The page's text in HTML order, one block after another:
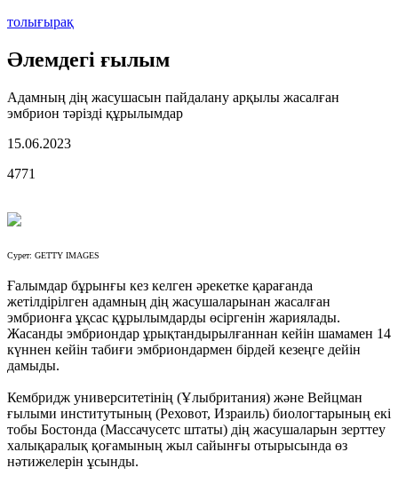
толығырақ
Әлемдегі ғылым
Адамның дің жасушасын пайдалану арқылы жасалған
эмбрион тәрізді құрылымдар
15.06.2023
4771
Сурет: GETTY IMAGES
Ғалымдар бұрынғы кез келген әрекетке қарағанда
жетілдірілген адамның дің жасушаларынан жасалған
эмбрионға ұқсас құрылымдарды өсіргенін жариялады.
Жасанды эмбриондар ұрықтандырылғаннан кейін шамамен 14
күннен кейін табиғи эмбриондармен бірдей кезеңге дейін
дамыды.
Кембридж университетінің (Ұлыбритания) және Вейцман
ғылыми институтының (Реховот, Израиль) биологтарының екі
тобы Бостонда (Массачусетс штаты) дің жасушаларын зерттеу
халықаралық қоғамының жыл сайынғы отырысында өз
нәтижелерін ұсынды.